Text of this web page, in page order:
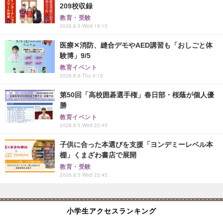
209校収録
教育・受験
2026.8.5 Wed 19:15
医療✕消防、縫合デモやAED講習も「おしごと体
験博」9/5
教育イベント
2026.8.6 Thu 0:15
第50回「高校囲碁選手権」春日部・桜蔭が個人優
勝
教育イベント
2026.8.5 Wed 22:45
子供に合った本選びを支援「ヨンデミーレベル本
棚」くまざわ書店で展開
教育・受験
2026.8.5 Wed 23:45
小学生アクセスランキング